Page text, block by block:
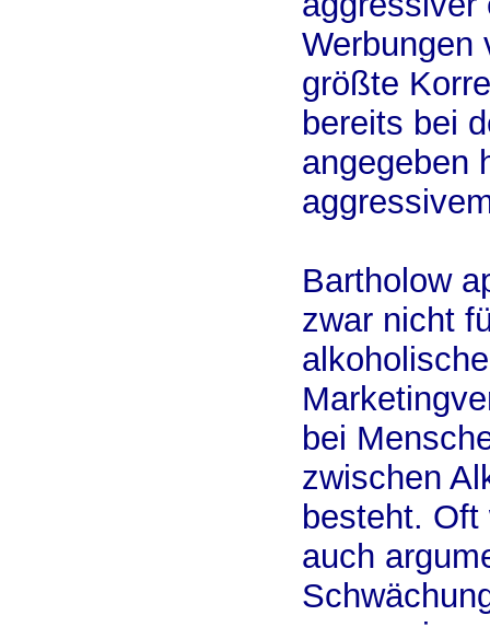
Werbungen
größte
bereits bei
angegeben
Bartholow
zwar nicht
bei
zwischen
besteht.
auch